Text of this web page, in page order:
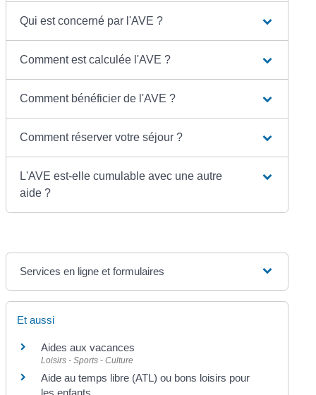
Qui est concerné par l'AVE ?
Comment est calculée l'AVE ?
Comment bénéficier de l'AVE ?
Comment réserver votre séjour ?
L'AVE est-elle cumulable avec une autre
aide ?
Services en ligne et formulaires
Et aussi
Aides aux vacances
Loisirs - Sports - Culture
Aide au temps libre (ATL) ou bons loisirs pour
les enfants